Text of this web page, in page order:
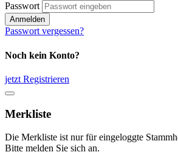
Passwort
Anmelden
Passwort vergessen?
Noch kein Konto?
jetzt Registrieren
Merkliste
Die Merkliste ist nur für eingeloggte
Bitte melden Sie sich an.